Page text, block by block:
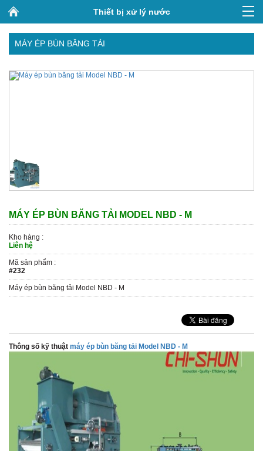
Thiết bị xử lý nước
MÁY ÉP BÙN BĂNG TẢI
MÁY ÉP BÙN BĂNG TẢI MODEL NBD - M
Kho hàng :
Liên hệ
Mã sản phẩm :
#232
Máy ép bùn băng tải Model NBD - M
Thông số kỹ thuật máy ép bùn băng tải Model NBD - M